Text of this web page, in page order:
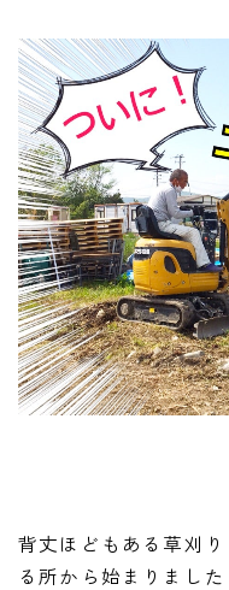
背丈ほどもある草刈
る所から始まりまし